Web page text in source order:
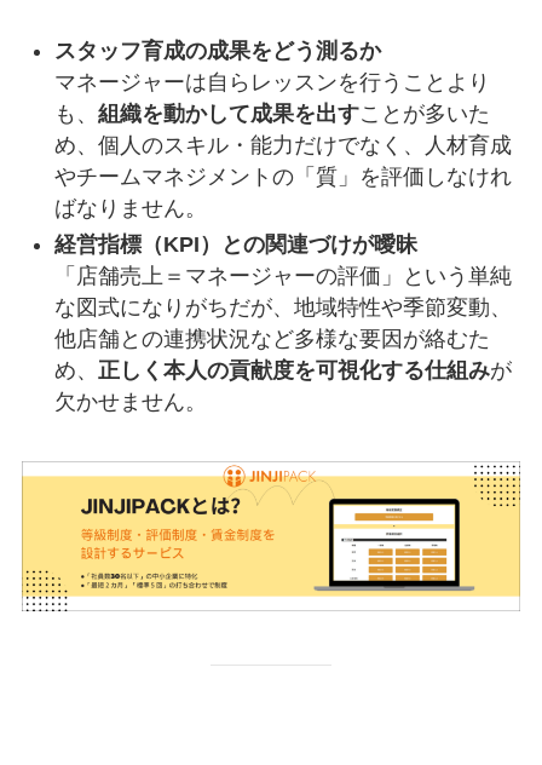
スタッフ育成の成果をどう測るか
マネージャーは自らレッスンを行うことより
も、 組織を動かして成果を出すことが多いた
め、個人のスキル・能力だけでなく、人材育成
やチームマネジメントの「質」を評価しなけれ
ばなりません。
経営指標（KPI）との関連づけが曖昧
「店舗売上＝マネージャーの評価」という単純
な図式になりがちだが、地域特性や季節変動、
他店舗との連携状況など多様な要因が絡むた
め、 正しく本人の貢献度を可視化する仕組みが
欠かせません。